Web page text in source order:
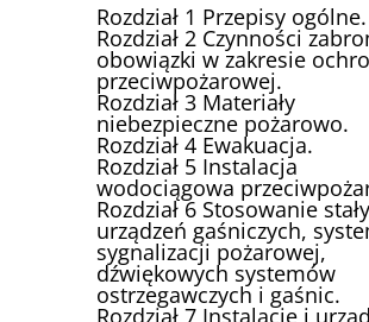
Rozdział 1 Przepisy ogólne.
Rozdział 2 Czynności
obowiązki w zakresie
przeciwpożarowej.
Rozdział 3 Materiały
niebezpieczne pożarowo.
Rozdział 4 Ewakuacja.
Rozdział 5 Instalacja
wodociągowa
Rozdział 6 Stosowanie
urządzeń gaśniczych,
sygnalizacji pożarowej,
dźwiękowych systemów
ostrzegawczych i gaśnic.
Rozdział 7 Instalacje i